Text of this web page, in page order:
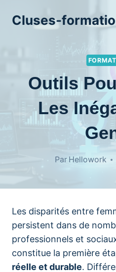
Cluses-
Outils
Les
Par Hellowork
Les disparités entre
persistent dans de
professionnels et
constitue la première
réelle et durable.